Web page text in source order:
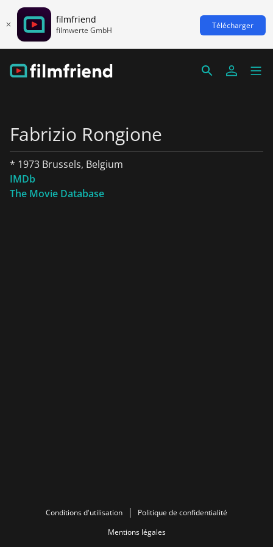
filmfriend
filmwerte GmbH Télécharger
Fabrizio Rongione
* 1973 Brussels, Belgium
IMDb
The Movie Database
Conditions d'utilisation
Politique de confidentialité
Mentions légales